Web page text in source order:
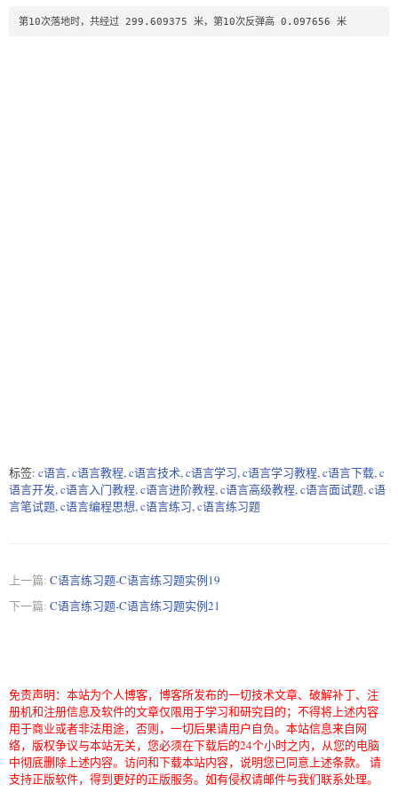
第10次落地时，共经过 299.609375 米，第10次反弹高 0.097656 米
标签: c语言, c语言教程, c语言技术, c语言学习, c语言学习教程, c语言下载, c
语言开发, c语言入门教程, c语言进阶教程, c语言高级教程, c语言面试题, c语
言笔试题, c语言编程思想, c语言练习, c语言练习题
上一篇: C语言练习题-C语言练习题实例19
下一篇: C语言练习题-C语言练习题实例21
免责声明：本站为个人博客，博客所发布的一切技术文章、破解补丁、注
册机和注册信息及软件的文章仅限用于学习和研究目的；不得将上述内容
用于商业或者非法用途，否则，一切后果请用户自负。本站信息来自网
络，版权争议与本站无关，您必须在下载后的24个小时之内，从您的电脑
中彻底删除上述内容。访问和下载本站内容，说明您已同意上述条款。 请
支持正版软件，得到更好的正版服务。如有侵权请邮件与我们联系处理。